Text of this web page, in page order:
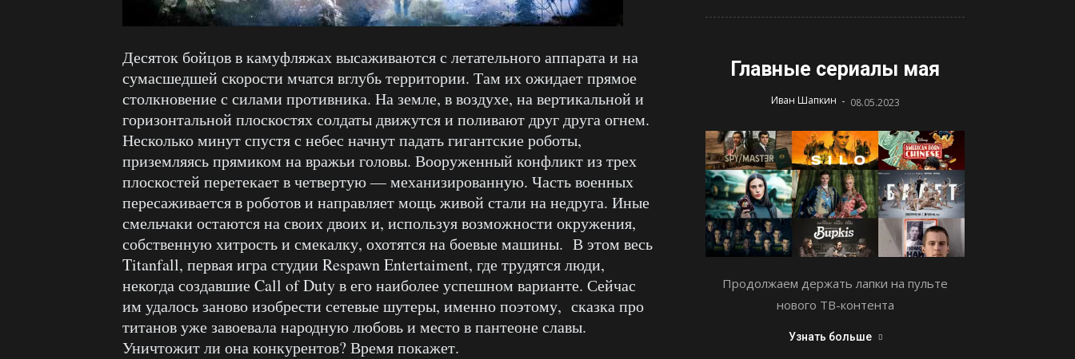
Десяток бойцов в камуфляжах высаживаются с летательного аппарата и на
сумасшедшей скорости мчатся вглубь территории. Там их ожидает прямое
столкновение с силами противника. На земле, в воздухе, на вертикальной и
горизонтальной плоскостях солдаты движутся и поливают друг друга огнем.
Несколько минут спустя с небес начнут падать гигантские роботы,
приземляясь прямиком на вражьи головы. Вооруженный конфликт из трех
плоскостей перетекает в четвертую — механизированную. Часть военных
пересаживается в роботов и направляет мощь живой стали на недруга. Иные
смельчаки остаются на своих двоих и, используя возможности окружения,
собственную хитрость и смекалку, охотятся на боевые машины. В этом весь
Titanfall, первая игра студии Respawn Entertaiment, где трудятся люди,
некогда создавшие Call of Duty в его наиболее успешном варианте. Сейчас
им удалось заново изобрести сетевые шутеры, именно поэтому, сказка про
титанов уже завоевала народную любовь и место в пантеоне славы.
Уничтожит ли она конкурентов? Время покажет.
Главные сериалы мая
Иван Шапкин - 08.05.2023
Продолжаем держать лапки на пульте
нового ТВ-контента
Узнать больше